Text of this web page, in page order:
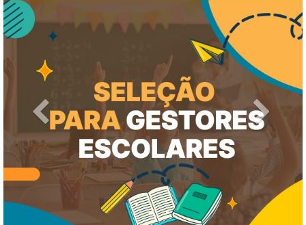
Previous Next